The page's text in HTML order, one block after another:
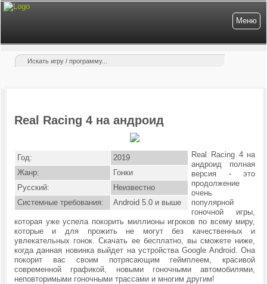
Меню
Real Racing 4 на андроид
Год:
2019
Жанр:
Гонки
Русский:
Неизвестно
Системные требования:
Android 5.0 и выше
Real Racing 4 на
андроид полная
версия - это
продолжение
очень
популярной
гоночной игры,
которая уже успела покорить миллионы игроков по всему миру,
которые и для прожить не могут без качественных и
увлекательных гонок. Скачать ее бесплатно, вы cможете ниже,
когда данная новинка выйдет на устройства Google Android. Она
покорит вас своим потрясающим геймплеем, красивой
современной графикой, новыми гоночными автомобилями,
неповторимыми гоночными трассами и многим другим!